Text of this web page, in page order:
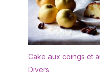
Cake aux coings et
Divers